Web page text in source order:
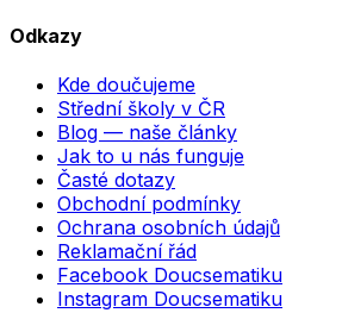
Odkazy
Kde doučujeme
Střední školy v ČR
Blog — naše články
Jak to u nás funguje
Časté dotazy
Obchodní podmínky
Ochrana osobních údajů
Reklamační řád
Facebook Doucsematiku
Instagram Doucsematiku